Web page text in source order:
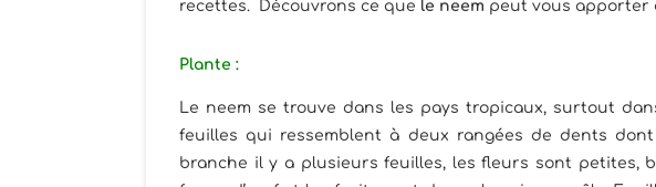
recettes. Découvrons ce que le neem peut vous apporter
Plante :
Le neem se trouve dans les pays tropicaux, surtout
feuilles qui ressemblent à deux rangées de dents
branche il y a plusieurs feuilles, les fleurs sont petites,